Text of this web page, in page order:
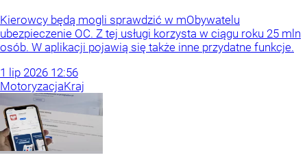
Kierowcy będą mogli sprawdzić w mObywatelu
ubezpieczenie OC. Z tej usługi korzysta w ciągu roku 25 mln
osób. W aplikacji pojawią się także inne przydatne funkcje.
1 lip 2026 12:56
MotoryzacjaKraj